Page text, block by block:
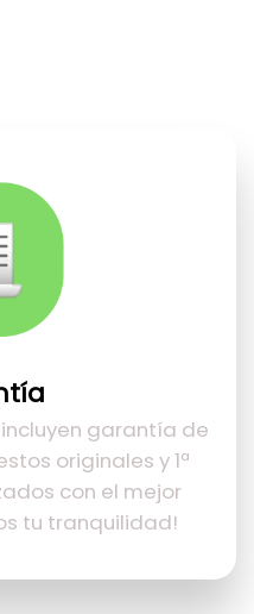
garantía de
originales y 1ª
con el mejor
tu tranquilidad!